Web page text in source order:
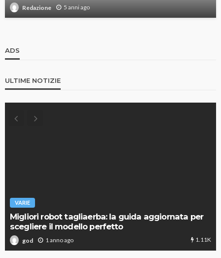
Redazione 5 anni ago
ADS
ULTIME NOTIZIE
VARIE
Migliori robot tagliaerba: la guida aggiornata per
scegliere il modello perfetto
god 1 anno ago 1.11K